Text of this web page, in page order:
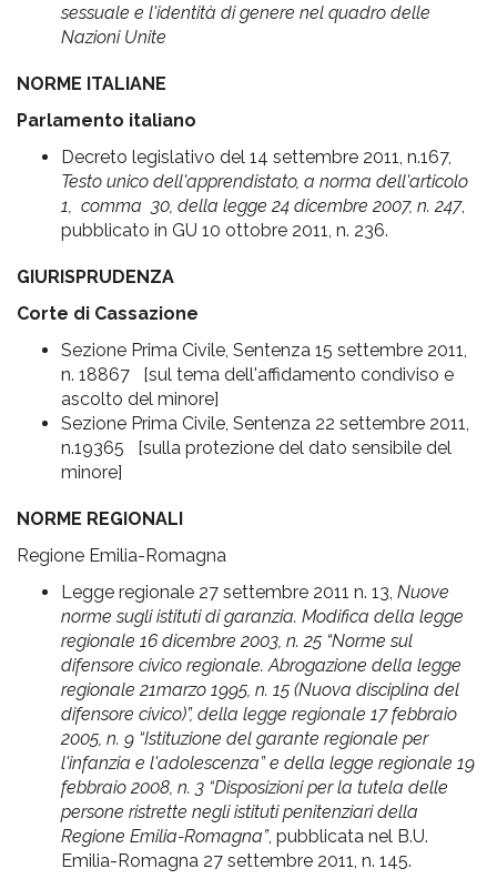
sessuale e l'identità di genere nel quadro delle
Nazioni Unite
NORME ITALIANE
Parlamento italiano
Decreto legislativo del 14 settembre 2011, n.167,
Testo unico dell'apprendistato, a norma dell'articolo
1, comma 30, della legge 24 dicembre 2007, n. 247,
pubblicato in GU 10 ottobre 2011, n. 236.
GIURISPRUDENZA
Corte di Cassazione
Sezione Prima Civile, Sentenza 15 settembre 2011,
n. 18867 [sul tema dell'affidamento condiviso e
ascolto del minore]
Sezione Prima Civile, Sentenza 22 settembre 2011,
n.19365 [sulla protezione del dato sensibile del
minore]
NORME REGIONALI
Regione Emilia-Romagna
Legge regionale 27 settembre 2011 n. 13, Nuove
norme sugli istituti di garanzia. Modifica della legge
regionale 16 dicembre 2003, n. 25 “Norme sul
difensore civico regionale. Abrogazione della legge
regionale 21marzo 1995, n. 15 (Nuova disciplina del
difensore civico)”, della legge regionale 17 febbraio
2005, n. 9 “Istituzione del garante regionale per
l'infanzia e l'adolescenza” e della legge regionale 19
febbraio 2008, n. 3 “Disposizioni per la tutela delle
persone ristrette negli istituti penitenziari della
Regione Emilia-Romagna”, pubblicata nel B.U.
Emilia-Romagna 27 settembre 2011, n. 145.